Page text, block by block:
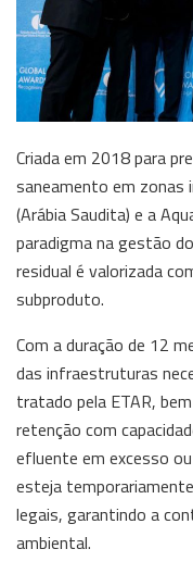
Criada em 2018 para
saneamento em zonas
(Arábia Saudita) e a
paradigma na gestão
residual é valorizada
subproduto.
Com a duração de 12
das infraestruturas
tratado pela ETAR,
retenção com
efluente em excesso
esteja
legais, garantindo a
ambiental.